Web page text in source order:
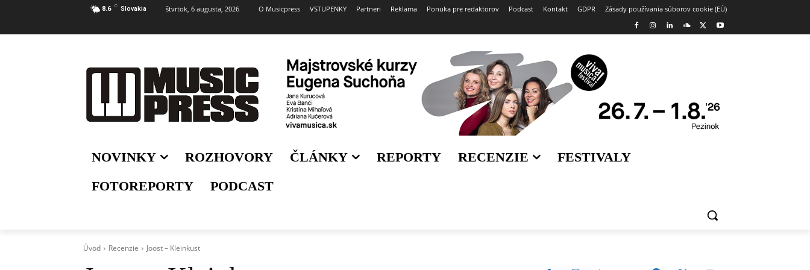
8.6 C Slovakia štvrtok, 6 augusta, 2026 O Musicpress VSTUPENKY Partneri Reklama Ponuka pre redaktorov Podcast Kontakt GDPR Zásady používania súborov cookie (EÚ)
NOVINKY ROZHOVORY ČLÁNKY REPORTY RECENZIE
FESTIVALY
FOTOREPORTY
PODCAST
Úvod Recenzie Joost – Kleinkust